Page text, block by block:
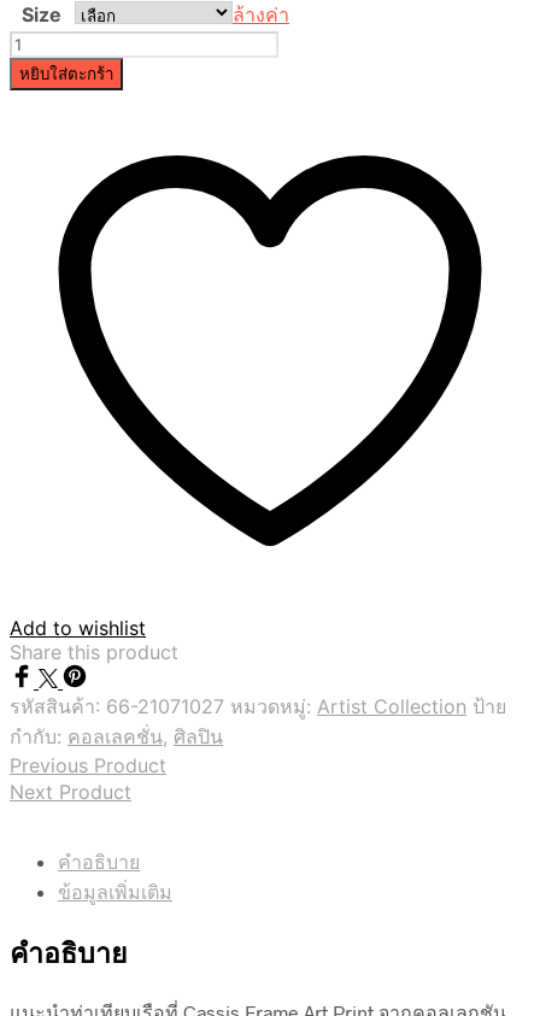
Size
ล้างค่า
จำนวน
The
Jetty
หยิบใส่ตะกร้า
Add to wishlist
Share this product
รหัสสินค้า: 66-21071027 หมวดหมู่: Artist Collection ป้าย
กำกับ: คอลเลคชั่น, ศิลปิน
Previous Product
Next Product
คำอธิบาย
ข้อมูลเพิ่มเติม
คำอธิบาย